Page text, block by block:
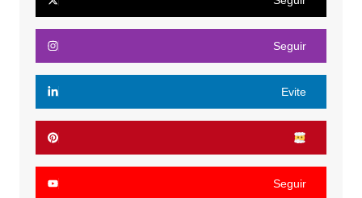
Seguir
Evite
Seguir